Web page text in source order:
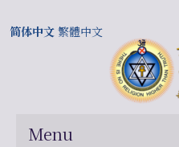
Menu
简体中文 繁體中文